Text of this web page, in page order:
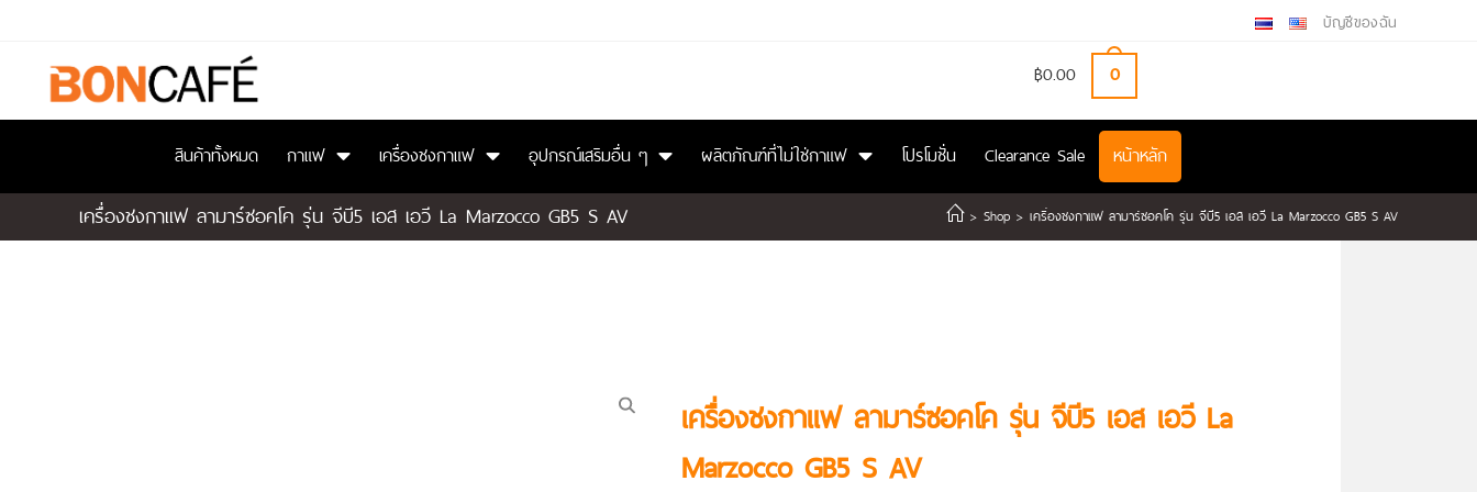
บัญชีของฉัน
฿0.00 0
สินค้าทั้งหมด กาแฟ เครื่องชงกาแฟ อุปกรณ์เสริมอื่น ๆ ผลิตภัณฑ์ที่ไม่ใช่กาแฟ โปรโมชั่น Clearance Sale หน้าหลัก
เครื่องชงกาแฟ ลามาร์ซอคโค รุ่น จีบี5 เอส เอวี La Marzocco GB5 S AV > Shop > เครื่องชงกาแฟ ลามาร์ซอคโค รุ่น จีบี5 เอส เอวี La Marzocco GB5 S AV
เครื่องชงกาแฟ ลามาร์ซอคโค รุ่น จีบี5 เอส เอวี La
Marzocco GB5 S AV